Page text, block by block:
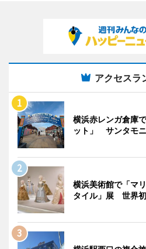
アクセスラ
横浜赤レンガ倉庫
ット」 サンタモ
横浜美術館で「マ
タイル」展 世界